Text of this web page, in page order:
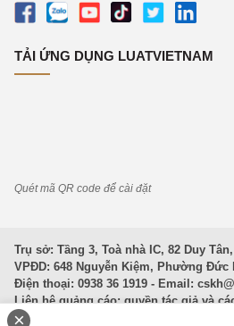
TẢI ỨNG DỤNG LUATVIETNAM
Quét mã QR code để cài đặt
Trụ sở: Tầng 3, Toà nhà IC, 82 Duy
VPĐD: 648 Nguyễn Kiệm, Phường Đức
Điện thoại: 0938 36 1919 - Email:
Liên hệ quảng cáo; quyền tác giả và
Văn Bản Pháp Luật
×